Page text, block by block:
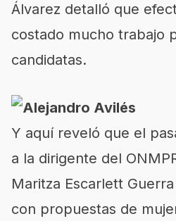
Álvarez detalló que
costado mucho trabajo
candidatas.
Y aquí reveló que el
a la dirigente del
Maritza Escarlett
con propuestas de